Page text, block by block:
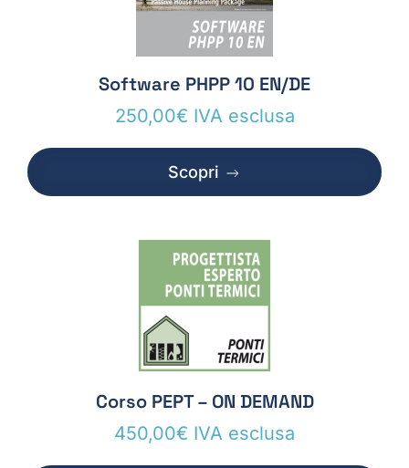
Software PHPP 10 EN/DE
250,00€ IVA esclusa
Scopri
Corso PEPT – ON DEMAND
450,00€ IVA esclusa